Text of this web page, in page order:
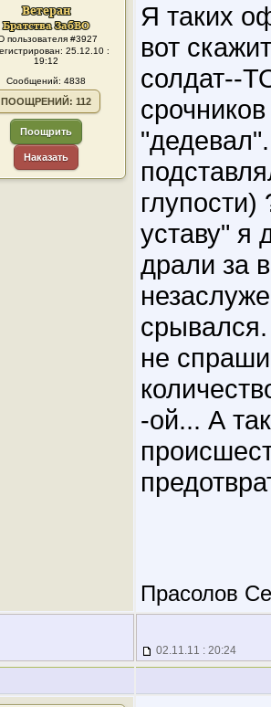
пользователя #3927
25.12.10 :
19:12
Сообщений: 4838
ПООЩРЕНИЙ: 112
Поощрить
Наказать
Я таких
вот
солдат--
уставу" я
драли за
не
-ой... А
Прасолов
02.11.11 : 20:24